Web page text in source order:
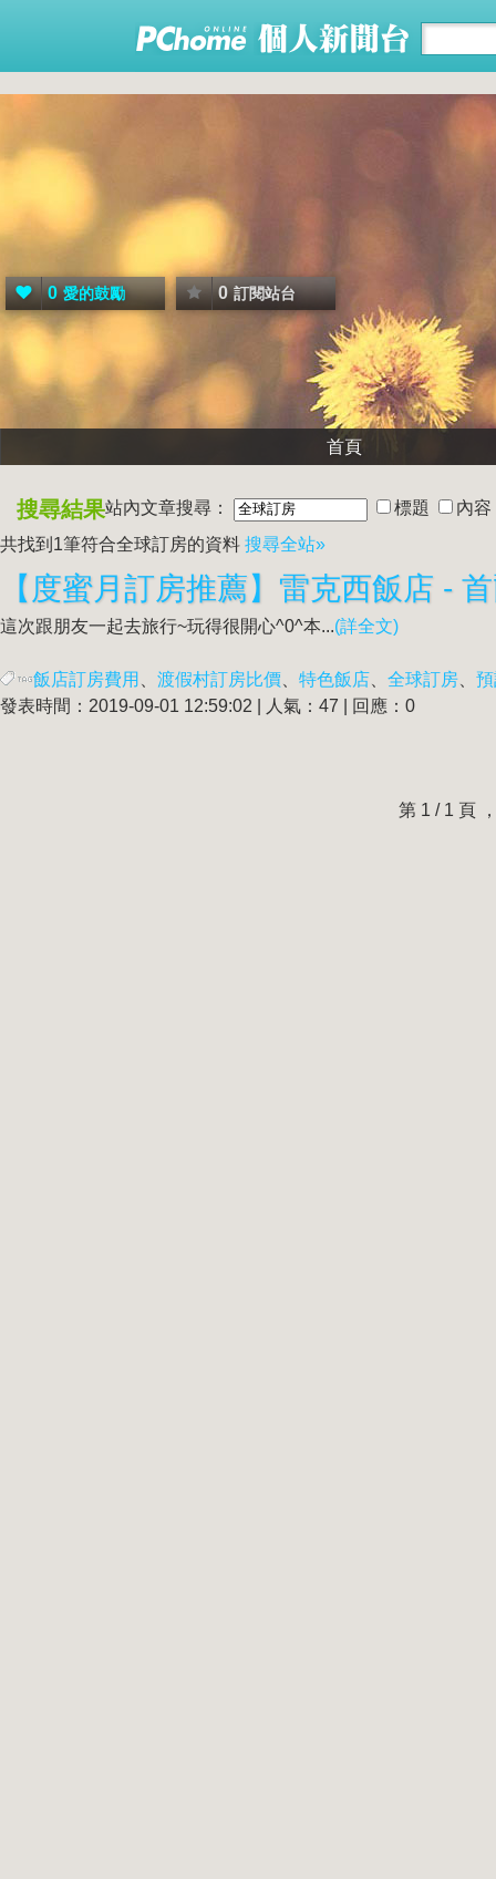
0 愛的鼓勵 0 訂閱站台
首頁
搜尋結果站內文章搜尋： 標題
內容
共找到1筆符合全球訂房的資料 搜尋全站»
【度蜜月訂房推薦】雷克西飯店 -
這次跟朋友一起去旅行~玩得很開心^0^本...(詳全文)
飯店訂房費用 渡假村訂房比價 特色飯店 全球訂房
發表時間：2019-09-01 12:59:02 | 人氣：47 | 回應：0
第 1 / 1